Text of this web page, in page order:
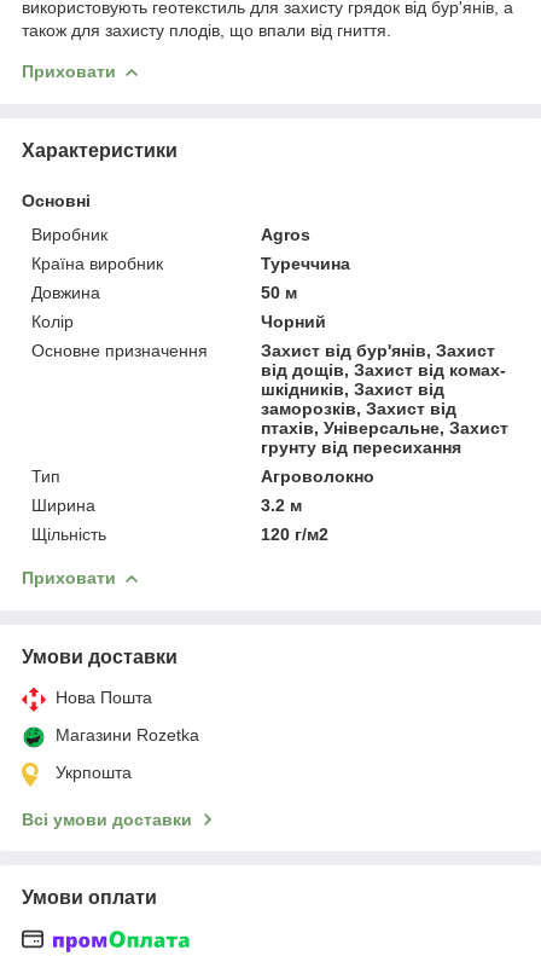
використовують геотекстиль для захисту грядок від бур'янів, а
також для захисту плодів, що впали від гниття.
Приховати
Характеристики
Основні
Виробник
Agros
Країна виробник
Туреччина
Довжина
50 м
Колір
Чорний
Основне призначення
Захист від бур'янів, Захист
від дощів, Захист від комах-
шкідників, Захист від
заморозків, Захист від
птахів, Універсальне, Захист
грунту від пересихання
Тип
Агроволокно
Ширина
3.2 м
Щільність
120 г/м2
Приховати
Умови доставки
Нова Пошта
Магазини Rozetka
Укрпошта
Всі умови доставки
Умови оплати